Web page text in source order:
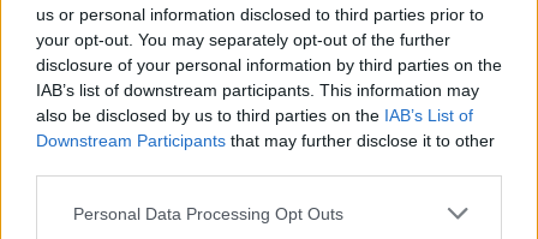
us or personal information disclosed to third parties prior to
your opt-out. You may separately opt-out of the further
disclosure of your personal information by third parties on the
IAB’s list of downstream participants. This information may
also be disclosed by us to third parties on the IAB’s List of
Downstream Participants that may further disclose it to other
Please note that this website/app uses one or more Google
Personal Data Processing Opt Outs